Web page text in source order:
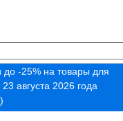
до -25% на товары для
августа 2026 года